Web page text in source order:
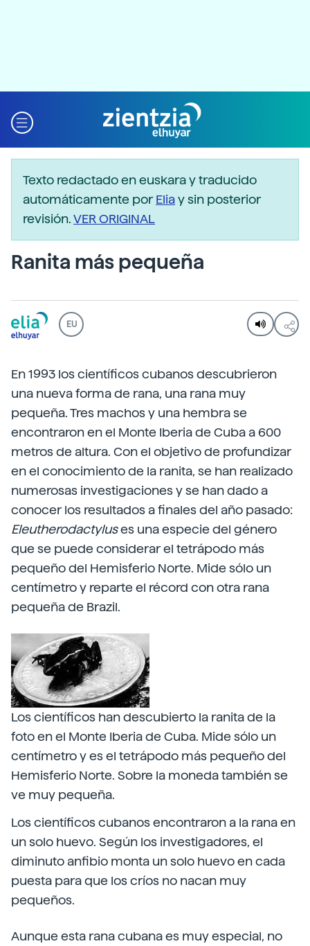
Texto redactado en euskara y traducido
automáticamente porEliay sin posterior
revisión.VER ORIGINAL
Ranita más pequeña
EU
En 1993 los científicos cubanos descubrieron
una nueva forma de rana, una rana muy
pequeña. Tres machos y una hembra se
encontraron en el Monte Iberia de Cuba a 600
metros de altura. Con el objetivo de profundizar
en el conocimiento de la ranita, se han realizado
numerosas investigaciones y se han dado a
conocer los resultados a finales del año pasado:
Eleutherodactyluses una especie del género
que se puede considerar el tetrápodo más
pequeño del Hemisferio Norte. Mide sólo un
centímetro y reparte el récord con otra rana
pequeña de Brazil.
Los científicos han descubierto la ranita de la
foto en el Monte Iberia de Cuba. Mide sólo un
centímetro y es el tetrápodo más pequeño del
Hemisferio Norte. Sobre la moneda también se
ve muy pequeña.
Los científicos cubanos encontraron a la rana en
un solo huevo. Según los investigadores, el
diminuto anfibio monta un solo huevo en cada
puesta para que los críos no nacan muy
pequeños.
Aunque esta rana cubana es muy especial, no